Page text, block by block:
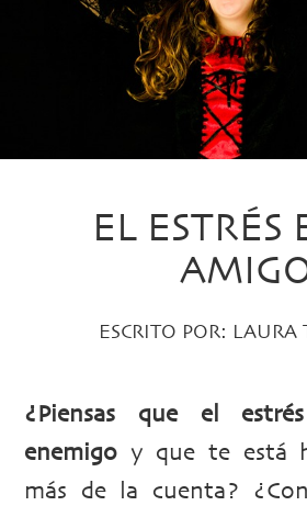
EL ESTRÉS
ESCRITO POR: LAURA
¿Piensas que el
enemigo y que te está
más de la cuenta?